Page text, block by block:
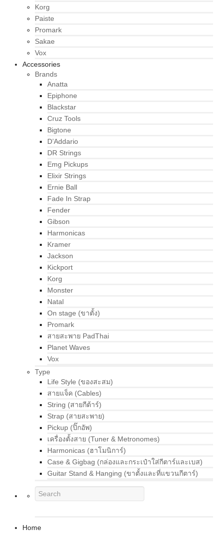
Korg
Paiste
Promark
Sakae
Vox
Accessories
Brands
Anatta
Epiphone
Blackstar
Cruz Tools
Bigtone
D’Addario
DR Strings
Emg Pickups
Elixir Strings
Ernie Ball
Fade In Strap
Fender
Gibson
Harmonicas
Kramer
Jackson
Kickport
Korg
Monster
Natal
On stage (ขาตั้ง)
Promark
สายสะพาย PadThai
Planet Waves
Vox
Type
Life Style (ของสะสม)
สายแจ็ค (Cables)
String (สายกีต้าร์)
Strap (สายสะพาย)
Pickup (ปิ๊กอัพ)
เครื่องตั้งสาย (Tuner & Metronomes)
Harmonicas (ฮาโมนิการ์)
Case & Gigbag (กล่องและกระเป๋าใส่กีตาร์และเบส)
Guitar Stand & Hanging (ขาตั้งและที่แขวนกีตาร์)
Home